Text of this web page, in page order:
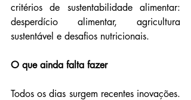
critérios de sustentabilidade alimentar:
desperdício alimentar, agricultura
sustentável e desafios nutricionais.
O que ainda falta fazer
Todos os dias surgem recentes inovações.